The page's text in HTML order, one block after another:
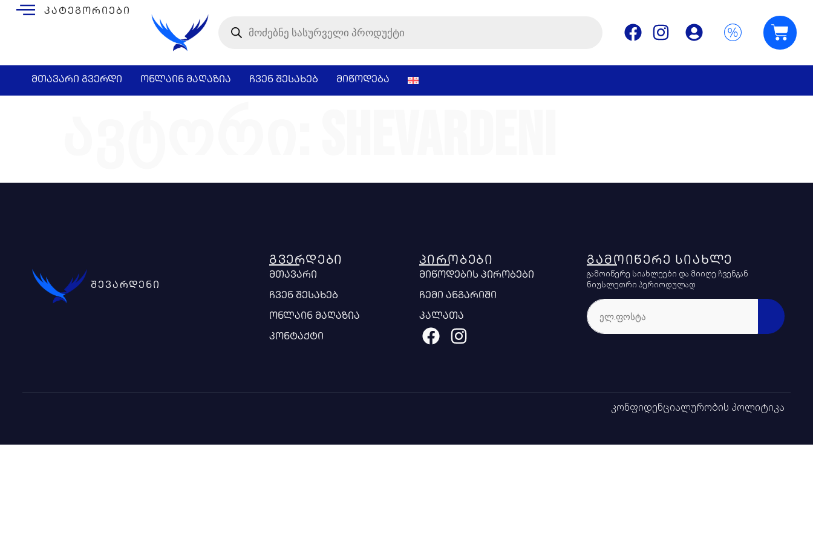
კატეგორიები
მთავარი გვერდი ონლაინ მაღაზია ჩვენ შესახებ მიწოდება
შევარდენი
ᲒᲕᲔᲠᲓᲔᲑᲘ
მთავარი
ჩვენ შესახებ
ონლაინ მაღაზია
კონტაქტი
ᲞᲘᲠᲝᲑᲔᲑᲘ
მიწოდების პირობები
ჩემი ანგარიში
კალათა
ᲒᲐᲛᲝᲘᲬᲔᲠᲔ ᲡᲘᲐᲮᲚᲔ
გამოიწერე სიახლეები და მიიღე ჩვენგან
ნიუსლეთრი პერიოდულად
კონფიდენციალურობის პოლიტიკა